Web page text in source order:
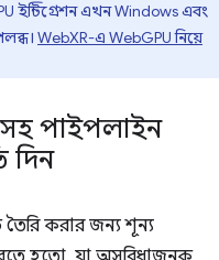
ইন্টিগ্রেশন এখন Windows এবং
WebXR-এ WebGPU নিয়ে
পাইপলাইন
তৈরি করার জন্য শূন্য